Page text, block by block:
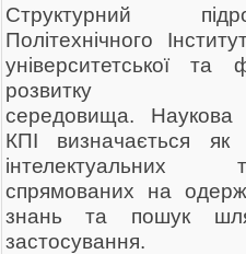
Структурний
Політехнічного
університетської та
розвитку
середовища. Наукова
КПІ визначається як
інтелектуальних
спрямованих на
знань та пошук
застосування.